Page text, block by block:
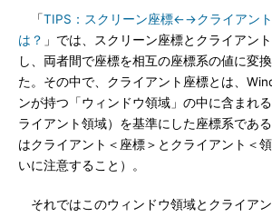
「TIPS：スクリーン座標←→クライアン
は？ 」では、スクリーン座標とクライアン
し、両者間で座標を相互の座標系の値に変
た。その中で、クライアント座標とは、
ンが持つ「ウィンドウ領域」の中に含まれ
ライアント領域）を基準にした座標系であ
はクライアント＜座標＞とクライアント＜
いに注意すること）。
それではこのウィンドウ領域とクライア